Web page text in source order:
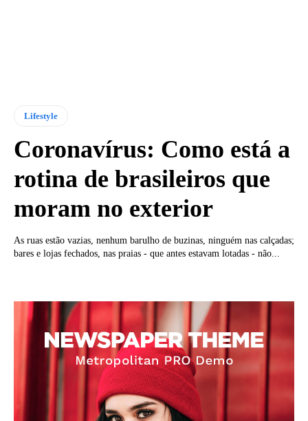
Lifestyle
Coronavírus: Como está a
rotina de brasileiros que
moram no exterior
As ruas estão vazias, nenhum barulho de buzinas, ninguém nas calçadas;
bares e lojas fechados, nas praias - que antes estavam lotadas - não...